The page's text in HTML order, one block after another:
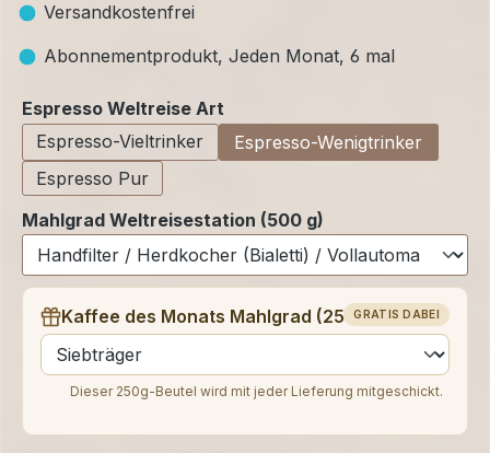
Versandkostenfrei
Abonnementprodukt, Jeden Monat, 6 mal
Espresso Weltreise Art
Espresso-Vieltrinker
Espresso-Wenigtrinker
Espresso Pur
Mahlgrad Weltreisestation (500 g)
GRATIS DABEI
Kaffee des Monats Mahlgrad (250 g)
auswählen
Dieser 250g-Beutel wird mit jeder Lieferung mitgeschickt.